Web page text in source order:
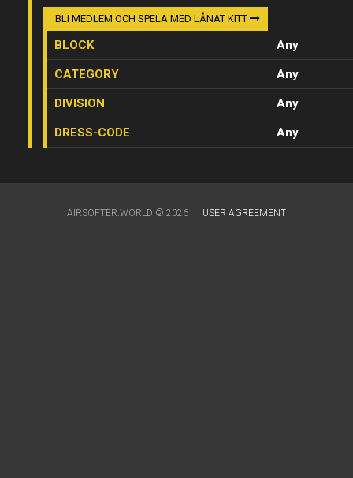
BLI MEDLEM OCH SPELA MED LÅNAT KITT
BLOCK Any
CATEGORY Any
DIVISION Any
DRESS-CODE Any
AIRSOFTER.WORLD © 2026 USER AGREEMENT